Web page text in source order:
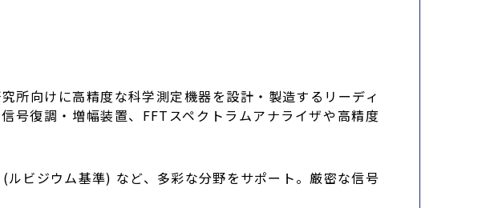
所向けに高精度な科学測定機器を設計・製造するリーディ
号復調・増幅装置、FFTスペクトラムアナライザや高精度
ビジウム基準) など、多彩な分野をサポート。厳密な信号